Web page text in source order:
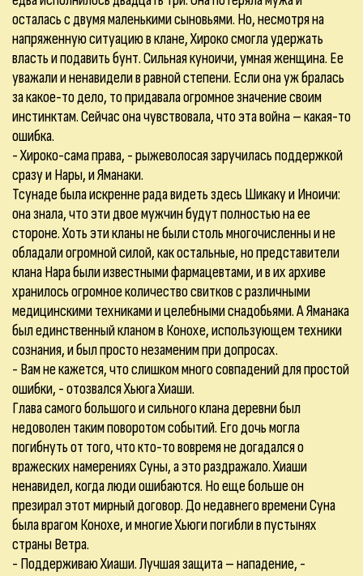
осталась с двумя маленькими сыновьями. Но, несмотря на
напряженную ситуацию в клане, Хироко смогла удержать
власть и подавить бунт. Сильная куноичи, умная женщина. Ее
уважали и ненавидели в равной степени. Если она уж бралась
за какое-то дело, то придавала огромное значение своим
инстинктам. Сейчас она чувствовала, что эта война – какая-то
ошибка.
- Хироко-сама права, - рыжеволосая заручилась поддержкой
сразу и Нары, и Яманаки.
Тсунаде была искренне рада видеть здесь Шикаку и Иноичи:
она знала, что эти двое мужчин будут полностью на ее
стороне. Хоть эти кланы не были столь многочисленны и не
обладали огромной силой, как остальные, но представители
клана Нара были известными фармацевтами, и в их архиве
хранилось огромное количество свитков с различными
медицинскими техниками и целебными снадобьями. А Яманака
был единственный кланом в Конохе, использующем техники
сознания, и был просто незаменим при допросах.
- Вам не кажется, что слишком много совпадений для простой
ошибки, - отозвался Хьюга Хиаши.
Глава самого большого и сильного клана деревни был
недоволен таким поворотом событий. Его дочь могла
погибнуть от того, что кто-то вовремя не догадался о
вражеских намерениях Суны, а это раздражало. Хиаши
ненавидел, когда люди ошибаются. Но еще больше он
презирал этот мирный договор. До недавнего времени Суна
была врагом Конохе, и многие Хьюги погибли в пустынях
страны Ветра.
- Поддерживаю Хиаши. Лучшая защита – нападение, -